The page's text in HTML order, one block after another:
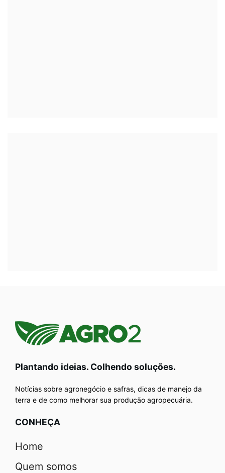
Plantando ideias. Colhendo soluções.
Notícias sobre agronegócio e safras, dicas de manejo da
terra e de como melhorar sua produção agropecuária.
CONHEÇA
Home
Quem somos